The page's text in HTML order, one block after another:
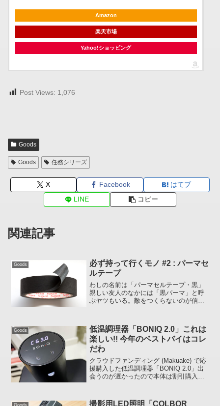
Amazon
楽天市場
Yahoo!ショッピング
Post Views: 1,076
Goods
Goods 任務シリーズ
X Facebook
はてブ
LINE
コピー
関連記事
Goods
必ず持って行くモノ #2 : パーマセ
ルテープ
わしの名前は「パーマセルテープ・黒」
親しい友人のなかには「黒パーマ」と呼
ぶヤツもいる。敵をつくらないのが信条
な。兄弟には白とベージュがいるけど彼
らも撮影現場で大活躍だ。...
Goods
低温調理器「BONIQ 2.0」これは
楽しい!! 今年のベストバイはコレ
だわ
クラウドファンディング (Makuake) で応
援購入した低温調理器「BONIQ 2.0」出
会うのが遅かったので本体は割引購入で
納品されました。低温調理器について...
撮影用LED照明「COLBOR